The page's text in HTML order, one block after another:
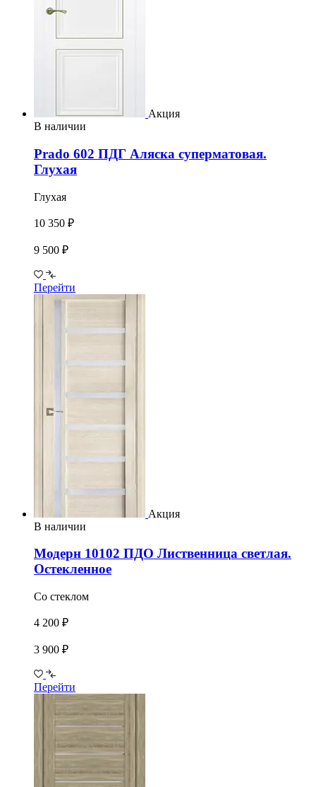
Акция
В наличии
Prado 602 ПДГ Аляска суперматовая.
Глухая
Глухая
10 350 ₽
9 500 ₽
Перейти
Акция
В наличии
Модерн 10102 ПДО Лиственница светлая.
Остекленное
Со стеклом
4 200 ₽
3 900 ₽
Перейти